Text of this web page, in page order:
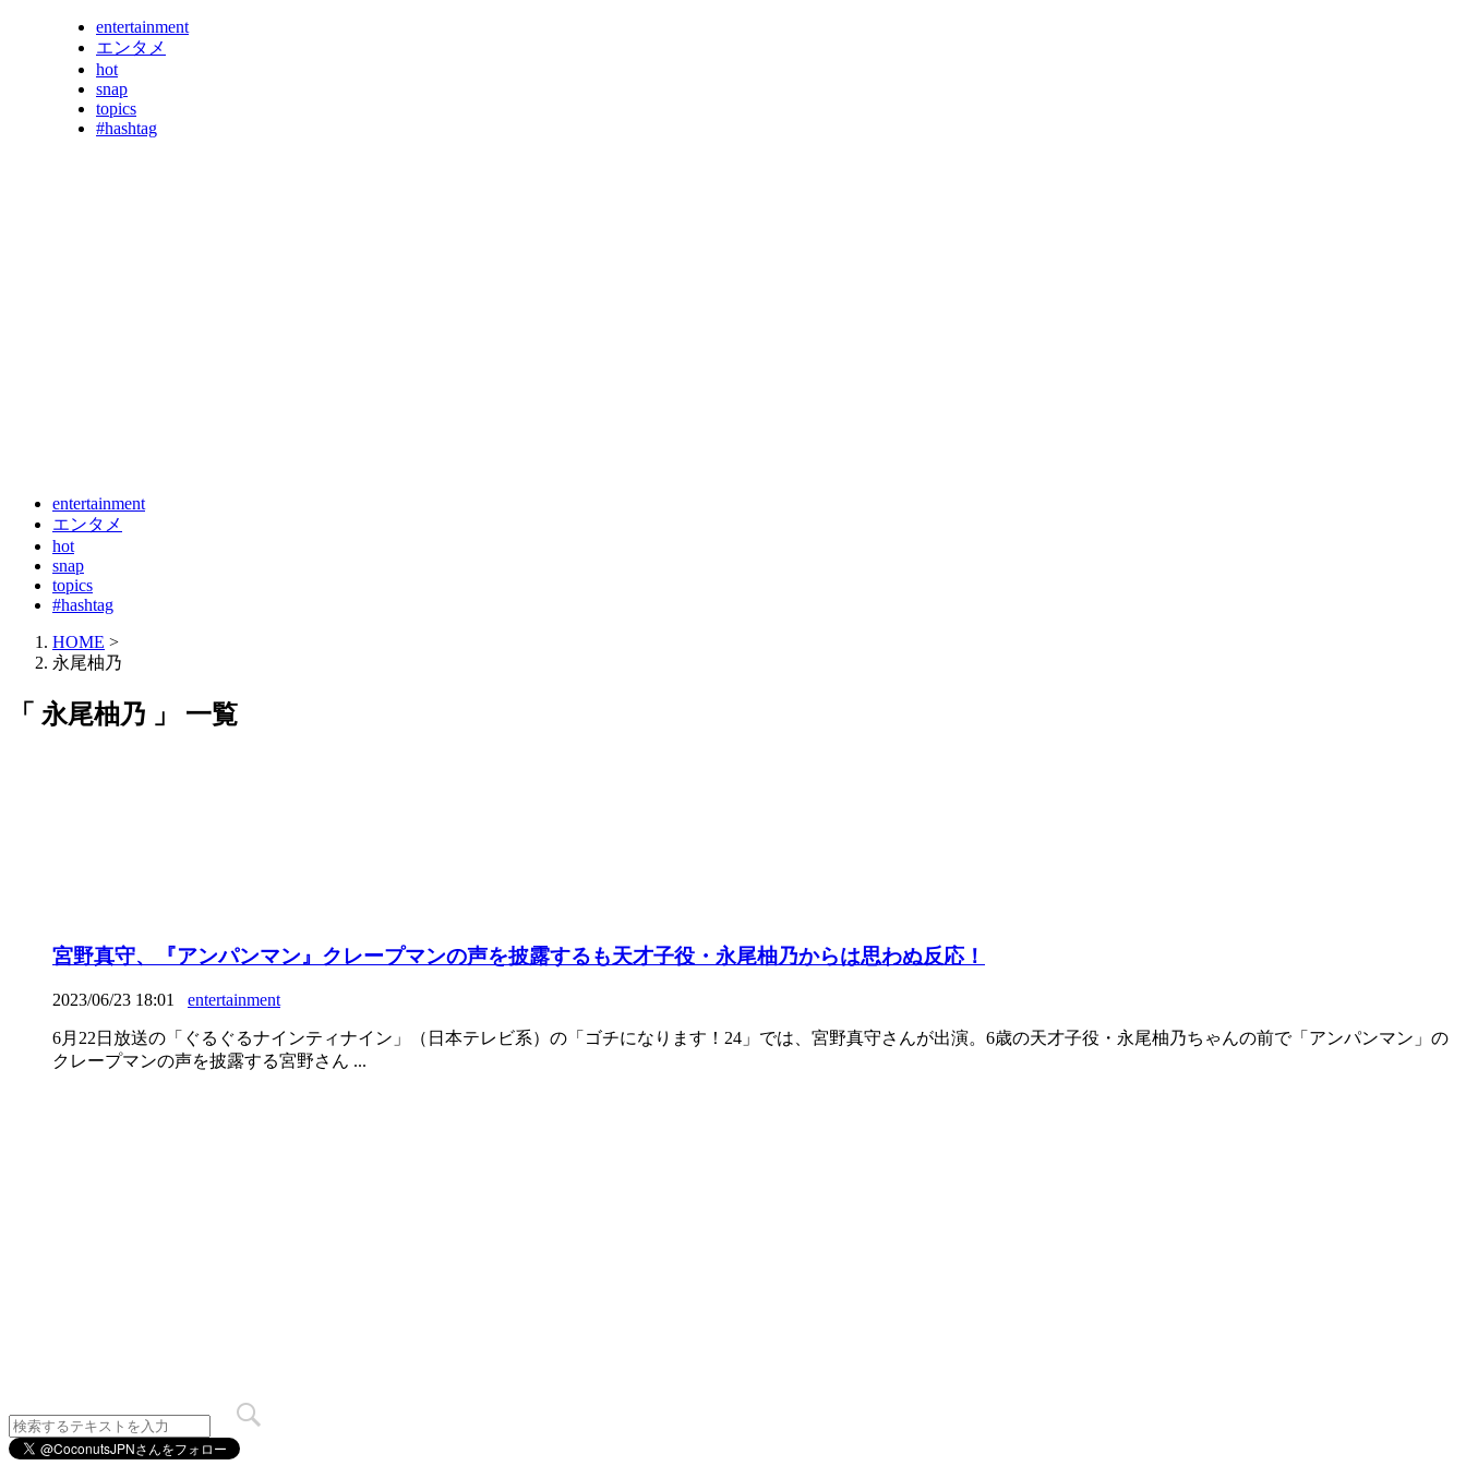
entertainment
エンタメ
hot
snap
topics
#hashtag
entertainment
エンタメ
hot
snap
topics
#hashtag
HOME >
永尾柚乃
「 永尾柚乃 」 一覧
宮野真守、『アンパンマン』クレープマンの声を披露するも天才子役・永尾柚乃からは思わぬ反応！
2023/06/23 18:01 entertainment
6月22日放送の「ぐるぐるナインティナイン」（日本テレビ系）の「ゴチになります！24」では、宮野真守さんが出演。6歳の天才子役・永尾柚乃ちゃんの前で「アンパンマン」の
クレープマンの声を披露する宮野さん ...